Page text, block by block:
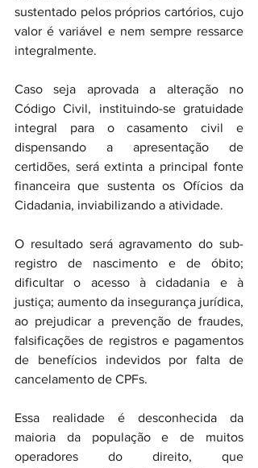
sustentado pelos próprios cartórios, cujo
valor é variável e nem sempre ressarce
integralmente.
Caso seja aprovada a alteração no
Código Civil, instituindo-se gratuidade
integral para o casamento civil e
dispensando a apresentação de
certidões, será extinta a principal fonte
financeira que sustenta os Ofícios da
Cidadania, inviabilizando a atividade.
O resultado será agravamento do sub-
registro de nascimento e de óbito;
dificultar o acesso à cidadania e à
justiça; aumento da insegurança jurídica,
ao prejudicar a prevenção de fraudes,
falsificações de registros e pagamentos
de benefícios indevidos por falta de
cancelamento de CPFs.
Essa realidade é desconhecida da
maioria da população e de muitos
operadores do direito, que